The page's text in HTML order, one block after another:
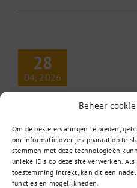
Beheer
Om de beste ervaringen te bieden,
om informatie over je apparaat op te
stemmen met deze technologieën
unieke ID's op deze site verwerken.
toestemming intrekt, kan dit een
functies en mogelijkheden.
28
04, 2026
Cache
28 april 2026 | Reacties